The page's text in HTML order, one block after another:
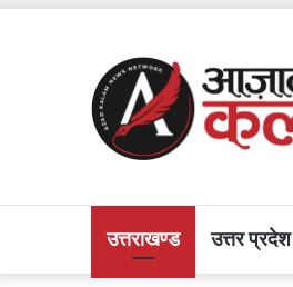
उत्तराखण्ड उत्तर प्रदेश